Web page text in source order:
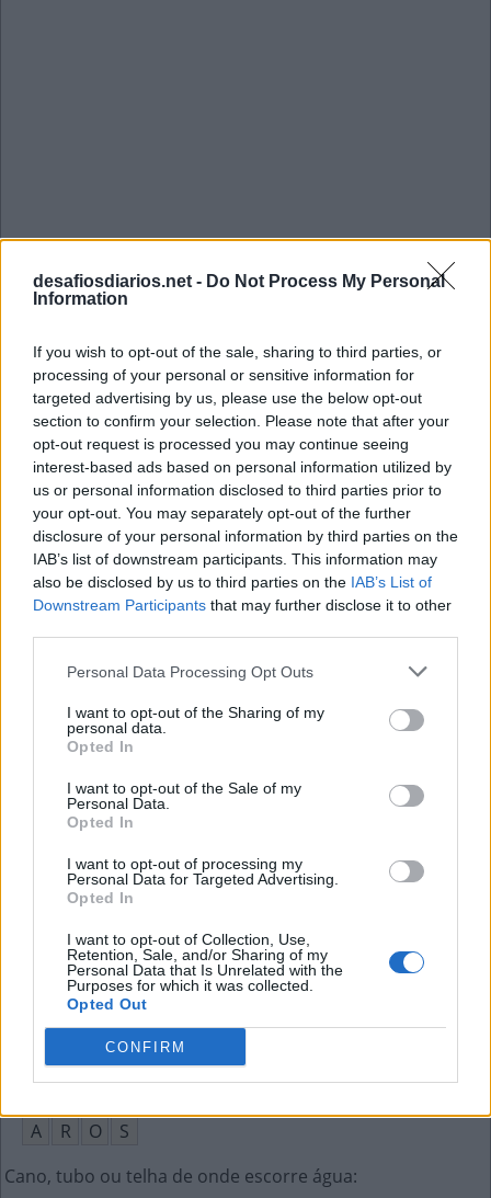
desafiosdiarios.net - Do Not Process My Personal
Information
If you wish to opt-out of the sale, sharing to third parties, or
processing of your personal or sensitive information for
targeted advertising by us, please use the below opt-out
section to confirm your selection. Please note that after your
opt-out request is processed you may continue seeing
interest-based ads based on personal information utilized by
us or personal information disclosed to third parties prior to
your opt-out. You may separately opt-out of the further
disclosure of your personal information by third parties on the
IAB’s list of downstream participants. This information may
also be disclosed by us to third parties on the IAB’s List of
Downstream Participants that may further disclose it to other
Personal Data Processing Opt Outs
I want to opt-out of the Sharing of my
personal data.
Opted In
I want to opt-out of the Sale of my
Personal Data.
Opted In
I want to opt-out of processing my
Personal Data for Targeted Advertising.
Opted In
I want to opt-out of Collection, Use,
Retention, Sale, and/or Sharing of my
Personal Data that Is Unrelated with the
Purposes for which it was collected.
Opted Out
CONFIRM
Mini Março 1 2023 Cruzadinha
B I C
A
S
O S
A parte colorida do olho:
Preparar a terra fazendo sulcos para o plantio
R A
R
Interjeição gaúcha que vem de "barbaridade"
A
H
__ Band, canta o clássico The Finest:
Objetos em forma de círculos ou anéis:
A
R O
S
Cano, tubo ou telha de onde escorre água: